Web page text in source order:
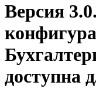
Версия
доступна